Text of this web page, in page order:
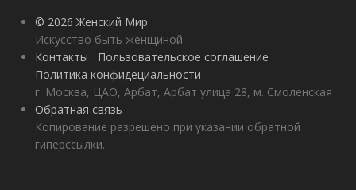
© 2026 Женский Мир
Искусство быть женщиной
Контакты
Пользовательское соглашение
Политика конфидециальности
г. Москва, ЦАО, Арбат, Арбат улица 28, м. Смоленская
Обратная связь
Копирование разрешено при указании обратной
гиперссылки.